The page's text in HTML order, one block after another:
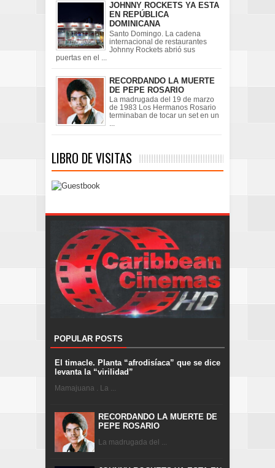
JOHNNY ROCKETS YA ESTA
EN REPÚBLICA
DOMINICANA
Santo Domingo. La cadena
internacional de restaurantes
Johnny Rockets abrió sus
puertas en el ...
RECORDANDO LA MUERTE
DE PEPE ROSARIO
La madrugada del 19 de marzo
de 1983 Los Hermanos Rosario
terminaban de tocar un set en un
...
LIBRO DE VISITAS
POPULAR POSTS
El timacle. Planta “afrodisíaca” que se dice
levanta la “virilidad”
Mamajuana . La ...
RECORDANDO LA MUERTE DE
PEPE ROSARIO
La madrugada del ...